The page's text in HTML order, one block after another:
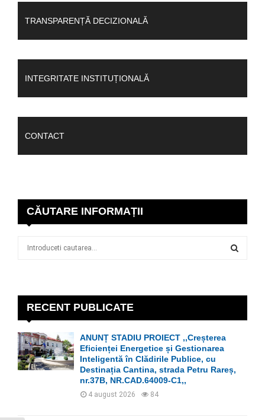
TRANSPARENȚĂ DECIZIONALĂ
INTEGRITATE INSTITUȚIONALĂ
CONTACT
CĂUTARE INFORMAȚII
r
:
E
A
C
RECENT PUBLICATE
ANUNȚ STADIU PROIECT ,,Creșterea
Eficienței Energetice și Gestionarea
Inteligentă în Clădirile Publice, cu
Destinația Cantina, strada Petru Rareș,
nr.37B, NR.CAD.64009-C1,,
4 august 2026 84